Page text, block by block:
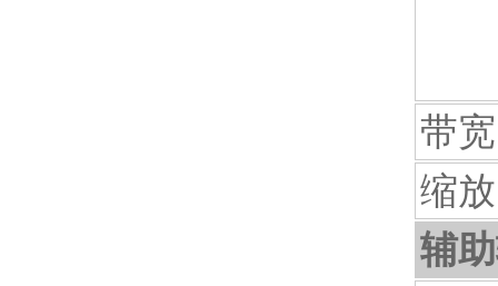
带
缩放
辅